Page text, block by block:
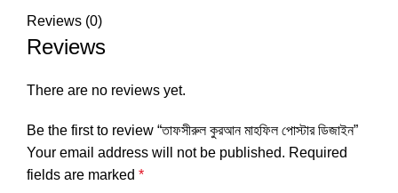
Reviews (0)
Reviews
There are no reviews yet.
Be the first to review “তাফসীরুল কুরআন মাহফিল পোস্টার ডিজাইন”
Your email address will not be published. Required
fields are marked *